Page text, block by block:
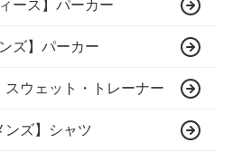
ィース】パーカー
ンズ】パーカー
スウェット・トレーナー
ンズ】シャツ